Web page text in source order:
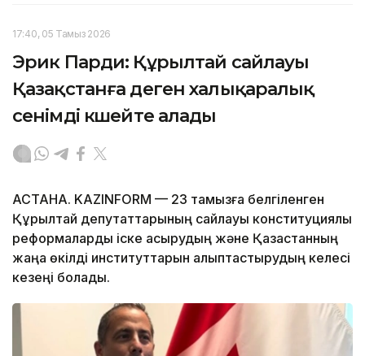
17:40, 05 Тамыз 2026
Эрик Парди: Құрылтай сайлауы
Қазақстанға деген халықаралық
сенімді күшейте алады
АСТАНА. KAZINFORM — 23 тамызға белгіленген
Құрылтай депутаттарының сайлауы конституциялық
реформаларды іске асырудың және Қазақстанның
жаңа өкілді институттарын қалыптастырудың келесі
кезеңі болады.